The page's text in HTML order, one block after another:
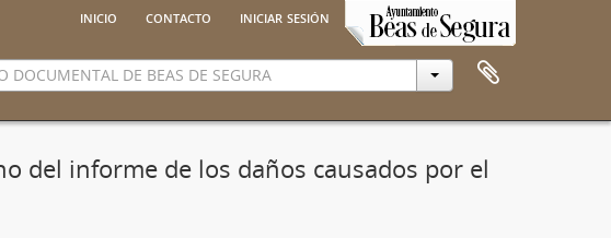
inicio contacto iniciar sesión
del informe de los daños causados por el